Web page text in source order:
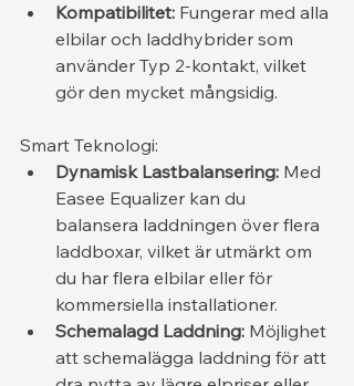
Kompatibilitet: Fungerar med alla
elbilar och laddhybrider som
använder Typ 2-kontakt, vilket
gör den mycket mångsidig.
Smart Teknologi:
Dynamisk Lastbalansering: Med
Easee Equalizer kan du
balansera laddningen över flera
laddboxar, vilket är utmärkt om
du har flera elbilar eller för
kommersiella installationer.
Schemalagd Laddning: Möjlighet
att schemalägga laddning för att